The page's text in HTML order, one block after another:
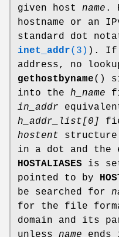
given host name .
hostname or an
standard dot
inet_addr(3) ). If
address, no
gethostbyname()
into the h_name
in_addr
h_addr_list[0]
hostent
in a dot and the
HOSTALIASES is
pointed to by
be searched for
for the file
domain and its
unless name ends